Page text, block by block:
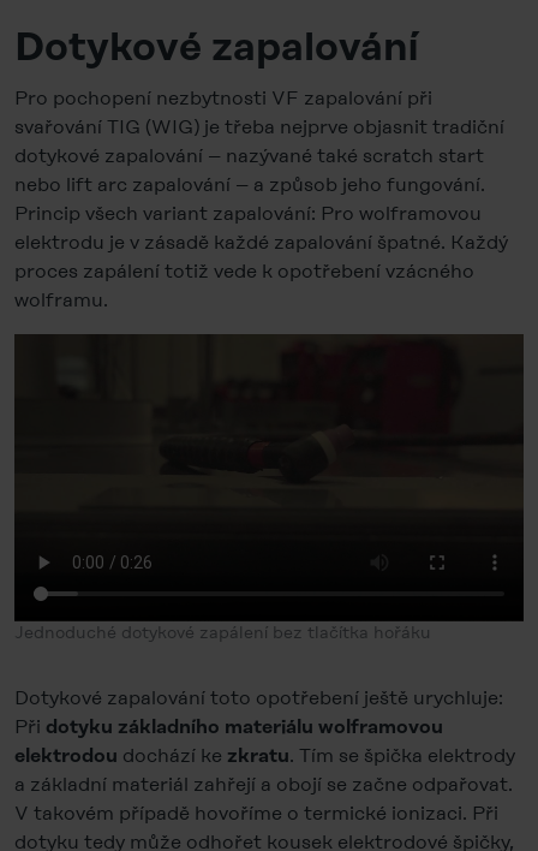
Dotykové zapalování
Pro pochopení nezbytnosti VF zapalování při
svařování TIG (WIG) je třeba nejprve objasnit tradiční
dotykové zapalování – nazývané také scratch start
nebo lift arc zapalování – a způsob jeho fungování.
Princip všech variant zapalování: Pro wolframovou
elektrodu je v zásadě každé zapalování špatné. Každý
proces zapálení totiž vede k opotřebení vzácného
wolframu.
Jednoduché dotykové zapálení bez tlačítka hořáku
Dotykové zapalování toto opotřebení ještě urychluje:
Při dotyku základního materiálu wolframovou
elektrodou dochází ke zkratu. Tím se špička elektrody
a základní materiál zahřejí a obojí se začne odpařovat.
V takovém případě hovoříme o termické ionizaci. Při
dotyku tedy může odhořet kousek elektrodové špičky,